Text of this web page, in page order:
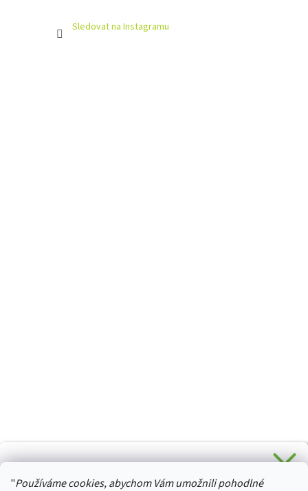
"Používáme cookies, abychom Vám umožnili pohodlné
Sledovat na Instagramu
HURTTA-COLLECTION.CZ
Stačí se přihlásit k odběru novinek z našeho obchodu a je